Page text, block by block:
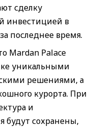
сделку
инвестицией в
последнее время.
Mardan Palace
уникальными
решениями, а
курорта. При
и
будут сохранены,